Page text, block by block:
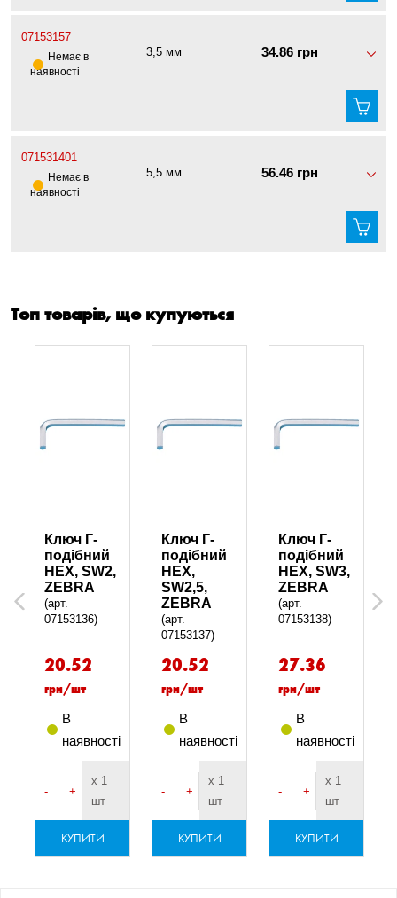
07153157
Немає в
наявності
3,5 мм 34.86 грн
071531401
Немає в
наявності
5,5 мм 56.46 грн
Топ товарів, що купуються
Previous
Ключ Г-
подібний
HEX, SW2,
ZEBRA
(арт.
07153136)
20.52
грн/шт
В
наявності
- +
х 1
шт
КУПИТИ
Ключ Г-
подібний
HEX,
SW2,5,
ZEBRA
(арт.
07153137)
20.52
грн/шт
В
наявності
- +
х 1
шт
КУПИТИ
Ключ Г-
подібний
HEX, SW3,
ZEBRA
(арт.
07153138)
27.36
грн/шт
В
наявності
- +
х 1
шт
КУПИТИ
Next